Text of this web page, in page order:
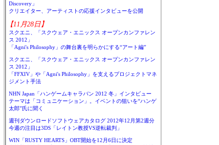
Discovery」
クリエイター、アーティストの応援インタビューを公開
【11月28日】
スクエニ、「スクウェア・エニックス オープンカンファレン
ス 2012」
「Agni's Philosophy」の舞台裏を明らかにする“アート編”
スクエニ、「スクウェア・エニックス オープンカンファレン
ス 2012」
「FFXIV」や「Agni's Philosophy」を支えるプロジェクトマネ
ジメント手法
NHN Japan「ハンゲームキャラバン 2012 冬」インタビュー
テーマは「コミュニケーション」。イベントの狙いを“ハンゲ
太郎”氏に聞く
週刊ダウンロードソフトウェアカタログ 2012年12月第2週分
今週の注目は3DS「レイトン教授VS逆転裁判」
WIN「RUSTY HEARTS」OBT開始を12月6日に決定